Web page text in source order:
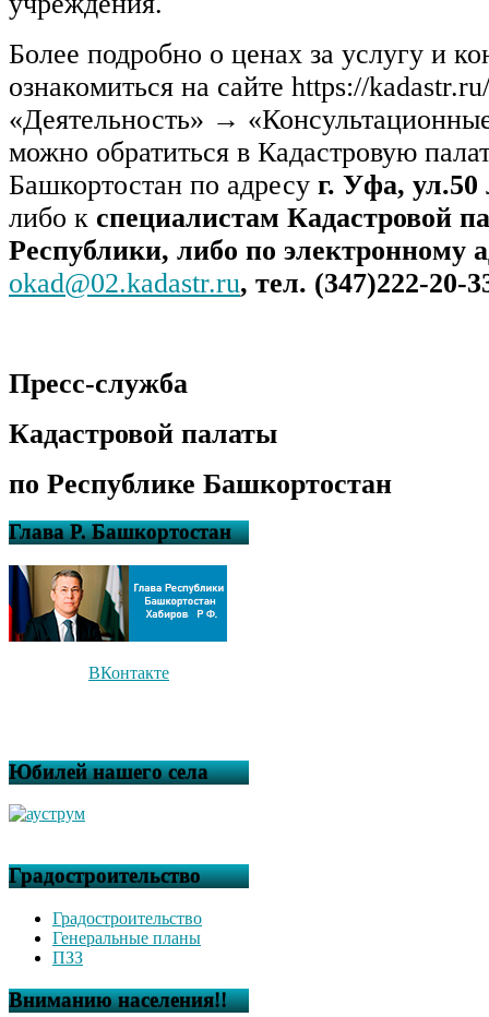
Более подробно о ценах за услугу и
ознакомиться на сайте https://
«Деятельность» →
можно обратиться в Кадастровую
Башкортостан по адресу г. Уфа,
либо к специалистам Кадастровой
Республики, либо по электронному
okad@02.kadastr.ru, тел. (347)222-20-
Пресс-служба
Кадастровой палаты
по Республике Башкортостан
Глава Р. Башкортостан
ВКонтакте
Юбилей нашего села
Градостроительство
Градостроительство
Генеральные планы
ПЗЗ
Вниманию населения!!